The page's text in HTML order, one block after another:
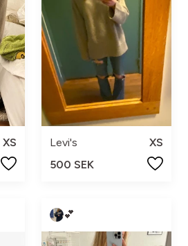
XS
Levi's
XS
500 SEK
💕